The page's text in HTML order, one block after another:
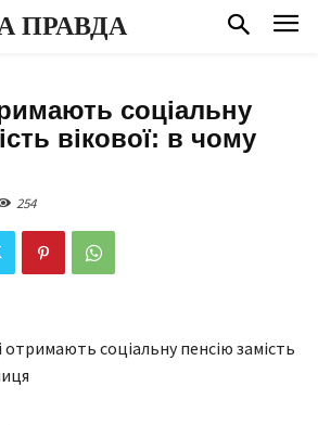
ПРАВДА
соціальну
вікової: в чому
254
отримають соціальну пенсію замість